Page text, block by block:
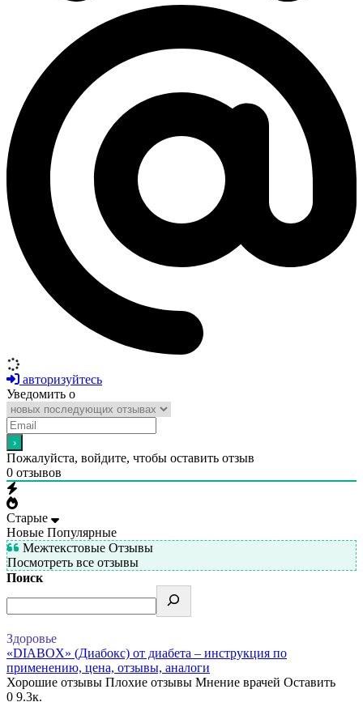
авторизуйтесь
Уведомить о
Пожалуйста, войдите, чтобы оставить отзыв
0 отзывов
Старые
Новые Популярные
Межтекстовые Отзывы
Посмотреть все отзывы
Поиск
Здоровье
«DIABOX» (Диабокс) от диабета – инструкция по
применению, цена, отзывы, аналоги
Хорошие отзывы Плохие отзывы Мнение врачей Оставить
0 9.3к.